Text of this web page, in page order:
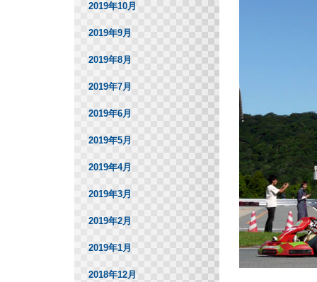
2019年10月
2019年9月
2019年8月
2019年7月
2019年6月
2019年5月
2019年4月
2019年3月
2019年2月
2019年1月
2018年12月